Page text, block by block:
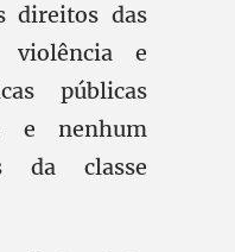
direitos das
violência e
públicas
e nenhum
da classe